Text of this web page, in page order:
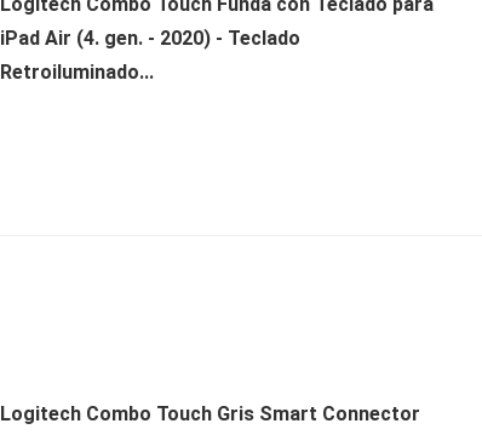
iPad Air (4. gen. - 2020) - Teclado
Retroiluminado...
Logitech Combo Touch Gris Smart Connector